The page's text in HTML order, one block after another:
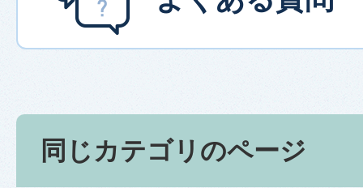
同じカテゴリのページ